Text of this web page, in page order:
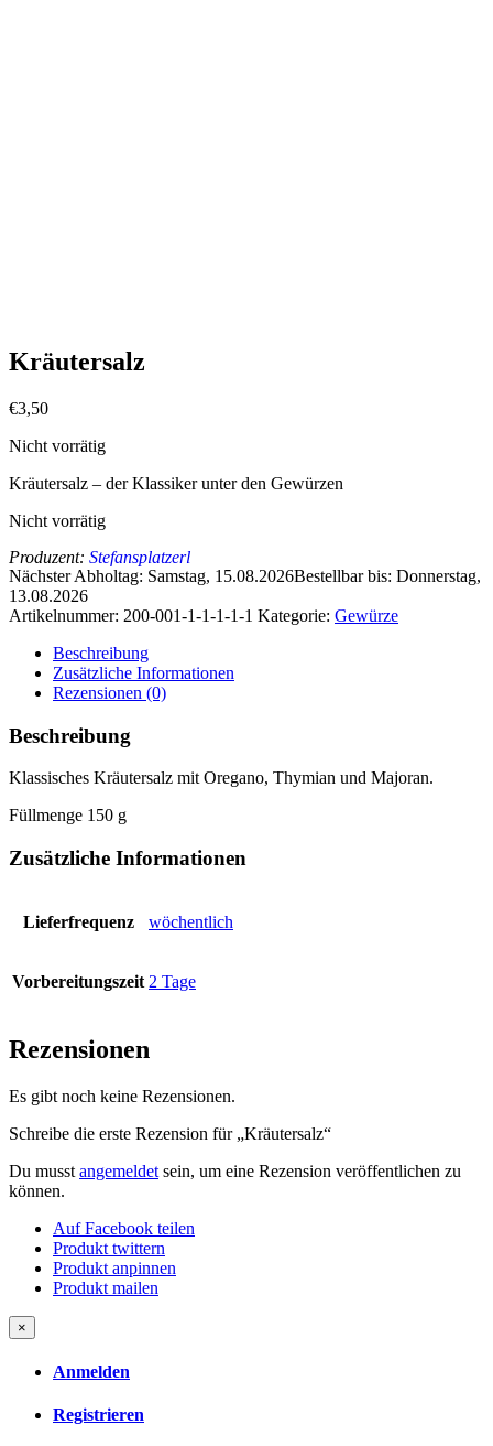
Kräutersalz
€3,50
Nicht vorrätig
Kräutersalz – der Klassiker unter den Gewürzen
Nicht vorrätig
Produzent: Stefansplatzerl
Nächster Abholtag: Samstag, 15.08.2026Bestellbar bis: Donnerstag,
13.08.2026
Artikelnummer: 200-001-1-1-1-1-1 Kategorie: Gewürze
Beschreibung
Zusätzliche Informationen
Rezensionen (0)
Beschreibung
Klassisches Kräutersalz mit Oregano, Thymian und Majoran.
Füllmenge 150 g
Zusätzliche Informationen
Lieferfrequenz wöchentlich
Vorbereitungszeit 2 Tage
Rezensionen
Es gibt noch keine Rezensionen.
Schreibe die erste Rezension für „Kräutersalz“
Du musst angemeldet sein, um eine Rezension veröffentlichen zu
können.
Auf Facebook teilen
Produkt twittern
Produkt anpinnen
Produkt mailen
×
Anmelden
Registrieren